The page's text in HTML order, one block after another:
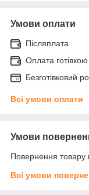
Умови оплати
Післяплата
Оплата готівкою
Безготівковий
Всі умови оплати
Умови
Повернення товару
Всі умови